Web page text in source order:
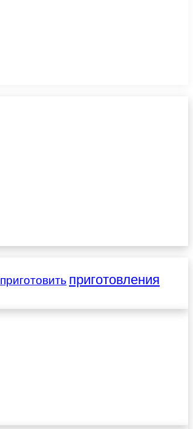
приготовить приготовления